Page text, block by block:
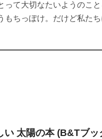
って大切なたいようのこ
もちっぽけ。だけど私た
い 太陽の本 (B&Tブ